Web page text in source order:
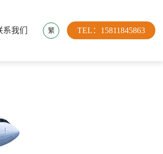
TEL：15811845863
繁
系我们